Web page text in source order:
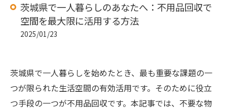
茨城県で一人暮らしのあなたへ：不用品回収で
空間を最大限に活用する方法
2025/01/23
茨城県で一人暮らしを始めたとき、最も重要な課題の一
つが限られた生活空間の有効活用です。そのために役立
つ手段の一つが不用品回収です。本記事では、不要な物